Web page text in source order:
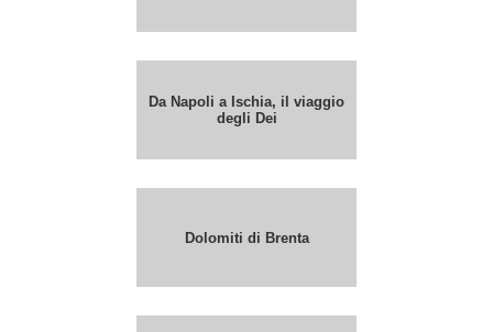
Da Napoli a Ischia, il viaggio
degli Dei
Dolomiti di Brenta